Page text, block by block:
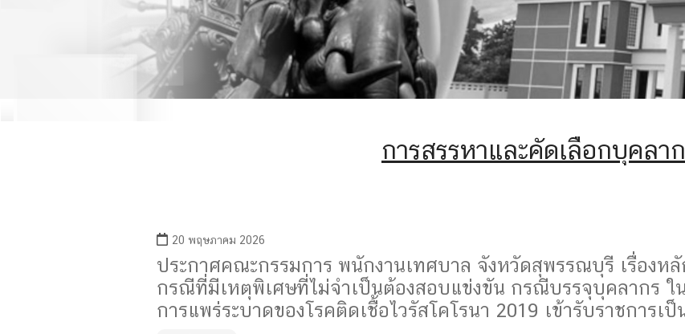
การสรรหาและคัดเลือกบุคลา
20 พฤษภาคม 2026
ประกาศคณะกรรมการ พนักงานเทศบาล จังหวัดสุพรรณบุรี เรื่องห
กรณีที่มีเหตุพิเศษที่ไม่จำเป็นต้องสอบแข่งขัน กรณีบรรจุบุคลากร
การแพร่ระบาดของโรคติดเชื้อไวรัสโคโรนา 2019 เข้ารับราชกา